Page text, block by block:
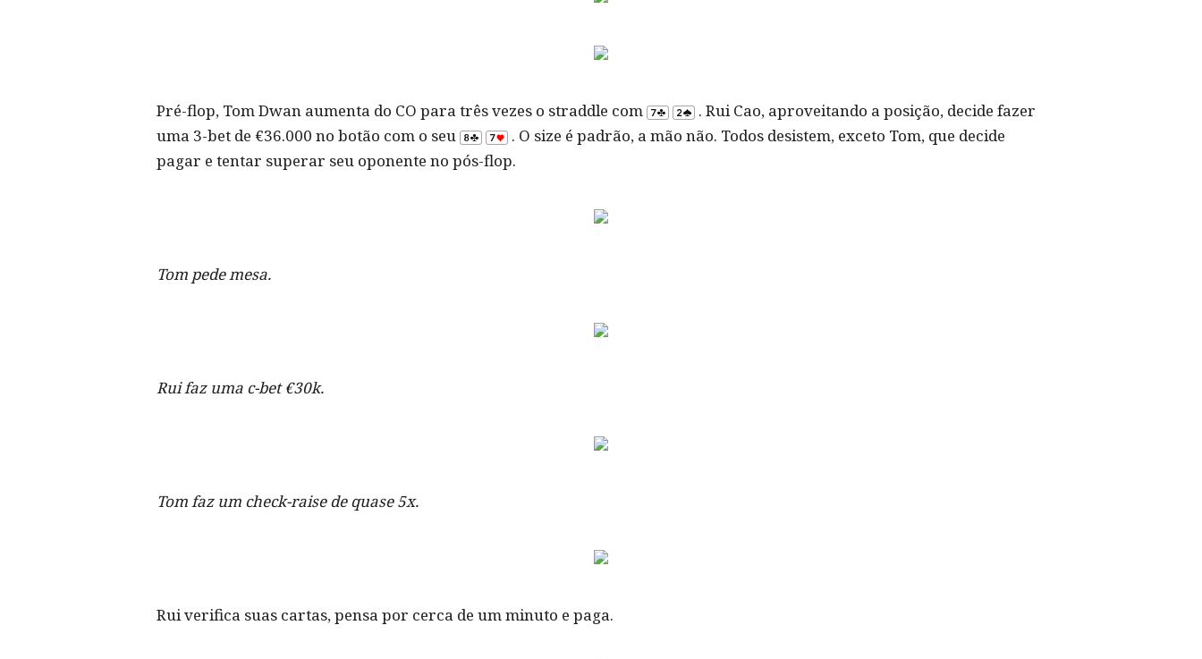
Pré-flop, Tom Dwan aumenta do CO para três vezes o straddle com
. Rui Cao, aproveitando a posição, decide fazer
uma 3-bet de €36.000 no botão com o seu
. O size é padrão, a mão não. Todos desistem, exceto Tom, que decide
pagar e tentar superar seu oponente no pós-flop.
Tom pede mesa.
Rui faz uma c-bet €30k.
Tom faz um check-raise de quase 5x.
Rui verifica suas cartas, pensa por cerca de um minuto e paga.